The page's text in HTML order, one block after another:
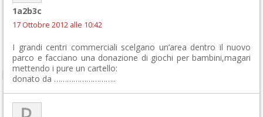
1a2b3c
17 Ottobre 2012 alle 10:42
I grandi centri commerciali scelgano un’area dentro il nuovo
parco e facciano una donazione di giochi per bambini,magari
mettendo i pure un cartello:
donato da ………………………..